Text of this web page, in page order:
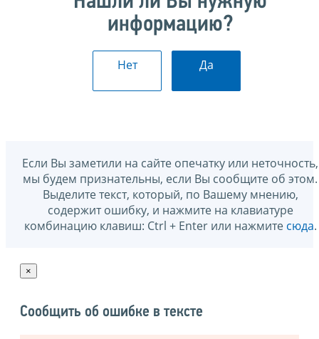
информацию?
Нет Да
Если Вы заметили на сайте опечатку или неточность,
мы будем признательны, если Вы сообщите об этом.
Выделите текст, который, по Вашему мнению,
содержит ошибку, и нажмите на клавиатуре
комбинацию клавиш: Ctrl + Enter или нажмите сюда.
×
Сообщить об ошибке в тексте